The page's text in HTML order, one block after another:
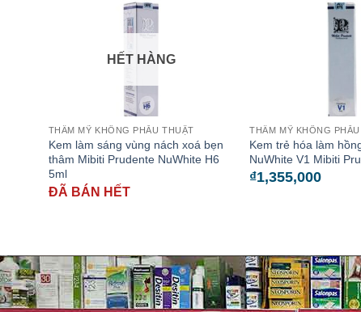
HẾT HÀNG
THẨM MỸ KHÔNG PHẪU THUẬT
Kem làm sáng vùng nách xoá bẹn
thâm Mibiti Prudente NuWhite H6
5ml
ĐÃ BÁN HẾT
THẨM MỸ KHÔNG
Kem trẻ hóa làm
NuWhite V1 Mibiti
₫1,355,000